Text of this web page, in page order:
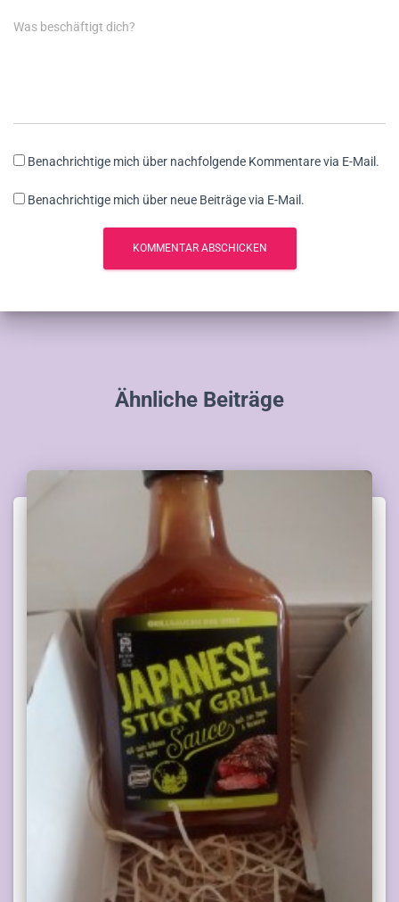
Was beschäftigt dich?
Benachrichtige mich über nachfolgende Kommentare via E-Mail.
Benachrichtige mich über neue Beiträge via E-Mail.
Ähnliche Beiträge